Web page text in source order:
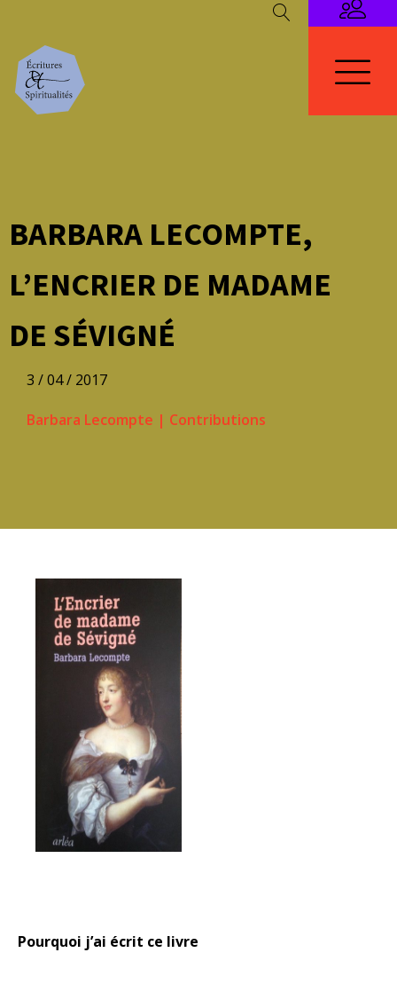
BARBARA LECOMPTE,
L’ENCRIER DE MADAME
DE SÉVIGNÉ
3 / 04 / 2017
Barbara Lecompte | Contributions
Pourquoi j’ai écrit ce livre